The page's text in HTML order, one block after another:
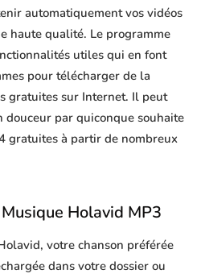
automatiquement vos vidéos
haute qualité. Le programme
utiles qui en font
pour télécharger de la
gratuites sur Internet. Il peut
par quiconque souhaite
gratuites à partir de nombreux
Holavid MP3
votre chanson préférée
dans votre dossier ou